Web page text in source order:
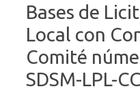
Bases de
Local con
Comité
SDSM-LPL-